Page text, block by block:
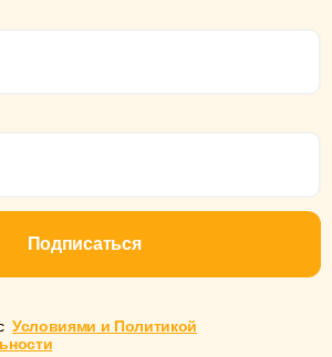
Подписаться
Условиями и Политикой